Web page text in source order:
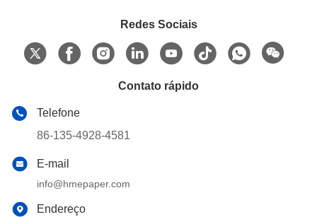
Redes Sociais
Contato rápido
Telefone
86-135-4928-4581
E-mail
info@hmepaper.com
Endereço